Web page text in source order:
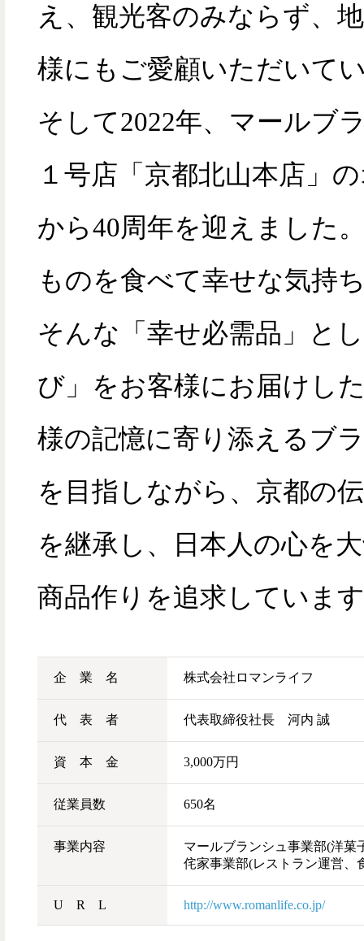
え、観光客のみならず、
様にもご愛顧いただいて
そして2022年、マールブ
１号店「京都北山本店」
から40周年を迎えました
ものを食べて幸せな気持
そんな「幸せ必需品」と
び」をお客様にお届けし
様の記憶に寄り添えるブ
を目指しながら、京都の
を継承し、日本人の心を
商品作りを追求していま
企 業 名 株式会社ロマンライフ
代 表 者 代表取締役社長 河内 誠
資 本 金 3,000万円
従業員数 650名
事業内容
マールブランシュ事業部(洋菓
侘家事業部(レストラン運営、
U R L http://www.romanlife.co.jp/